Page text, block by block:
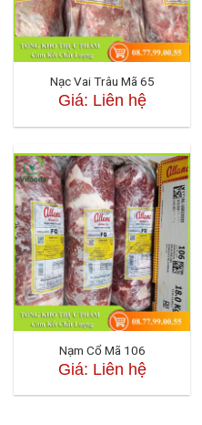
Nạc Vai Trâu Mã 65
Giá: Liên hệ
Nạm Cổ Mã 106
Giá: Liên hệ